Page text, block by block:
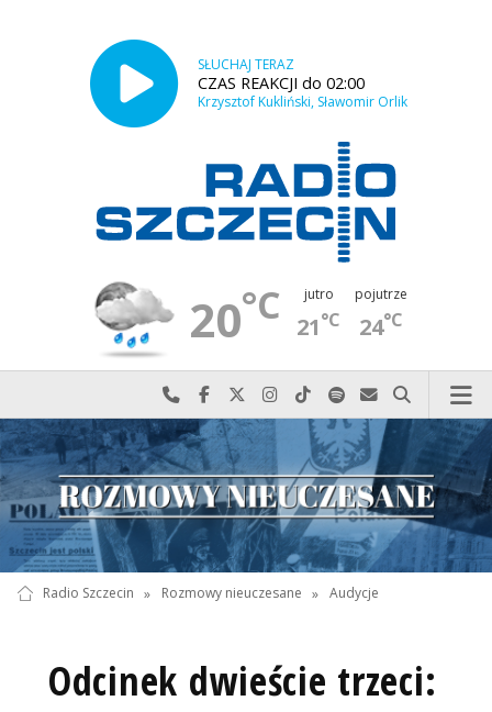
SŁUCHAJ TERAZ
CZAS REAKCJI do 02:00
Krzysztof Kukliński, Sławomir Orlik
20°C jutro
21°C
pojutrze
24°C
Najlepiej po prostu do nas zadzwoń
Odwiedź nas na Facebook-u
Odwiedź nas na X
Odwiedź nas na Instagram-ie
Odwiedź nas na TikTok-u
Szukaj nas na Spotify
Wyślij do nas
Szukaj
Radio Szczecin » Rozmowy nieuczesane » Audycje
Odcinek dwieście trzeci: